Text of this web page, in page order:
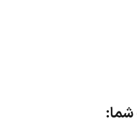
شما: